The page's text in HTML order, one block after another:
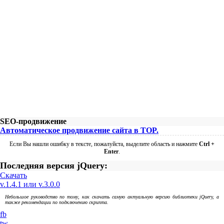
SEO-продвижение
Автоматическое продвижение сайта в TOP.
Если Вы нашли ошибку в тексте, пожалуйста, выделите область и нажмите Ctrl +
Enter.
Последняя версия jQuery:
Скачать
v.1.4.1 или v.3.0.0
Небольшое руководство по тому, как скачать самую актуальную версию библиотеки jQuery, а
также рекомендации по подключению скрипта.
fb